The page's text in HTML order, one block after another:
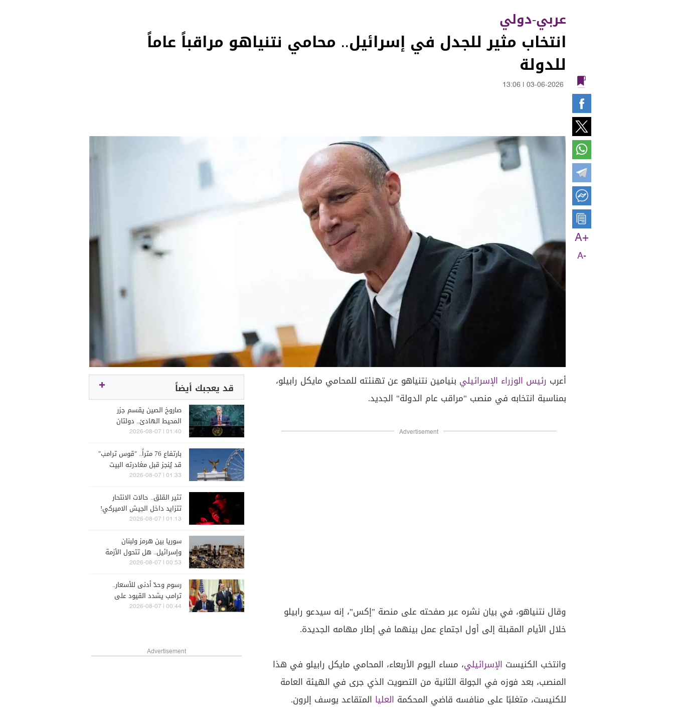
عربي-دولي
انتخاب مثير للجدل في إسرائيل.. محامي نتنياهو مراقباً عاماً
للدولة
03-06-2026
13:06
A+
A-
أعرب رئيس الوزراء الإسرائيلي بنيامين نتنياهو عن تهنئته للمحامي مايكل رابيلو،
بمناسبة انتخابه في منصب "مراقب عام الدولة" الجديد.
Advertisement
وقال نتنياهو، في بيان نشره عبر صفحته على منصة "إكس"، إنه سيدعو رابيلو
خلال الأيام المقبلة إلى أول اجتماع عمل بينهما في إطار مهامه الجديدة.
وانتخب الكنيست الإسرائيلي، مساء اليوم الأربعاء، المحامي مايكل رابيلو في هذا
المنصب، بعد فوزه في الجولة الثانية من التصويت الذي جرى في الهيئة العامة
للكنيست، متغلبًا على منافسه قاضي المحكمة العليا المتقاعد يوسف إلرون.
قد يعجبك أيضاً
صاروخ الصين يقسم جزر
المحيط الهادئ.. دولتان
تعطلان بياناً مشتركاً
01:40 | 2026-08-07
بارتفاع 76 متراً.. "قوس ترامب"
قد يُنجز قبل مغادرته البيت
الأبيض
01:33 | 2026-08-07
تثير القلق.. حالات الانتحار
تتزايد داخل الجيش الاميركي!
01:13 | 2026-08-07
سوريا بين هرمز ولبنان
وإسرائيل.. هل تتحول الأزمة
الإقليمية إلى فرصة؟
00:53 | 2026-08-07
رسوم وحدّ أدنى للأسعار..
ترامب يشدد القيود على
واردات الطاقة الشمسية
00:44 | 2026-08-07
Advertisement